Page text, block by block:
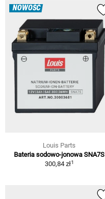
NOWOŚĆ
Louis Parts
Bateria sodowo-jonowa SNA7S
300,84 zł1